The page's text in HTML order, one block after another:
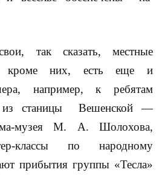
так сказать, местные
кроме них, есть еще и
например, к ребятам
станицы
Вешенской —
музея М. А. Шолохова,
классы по народному
прибытия группы «Тесла»